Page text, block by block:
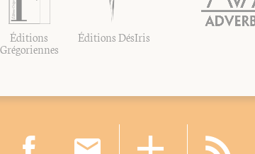
Éditions
Grégoriennes
Éditions DésIris